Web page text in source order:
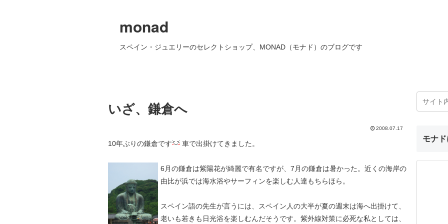
monad
スペイン・ジュエリーのセレクトショップ、MONAD（モナド）のブログです
いざ、鎌倉へ
2008.07.17
10年ぶりの鎌倉です 車で出掛けてきました。
6月の鎌倉は紫陽花が綺麗で有名ですが、7月の鎌倉は暑かった。近くの海岸の
由比が浜では海水浴やサーフィンを楽しむ人達もちらほら。
スペイン語の先生が言うには、スペイン人の大半が夏の週末は海へ出掛けて、
老いも若きも日光浴を楽しむんだそうです。紫外線対策に必死な私としては、
モナ